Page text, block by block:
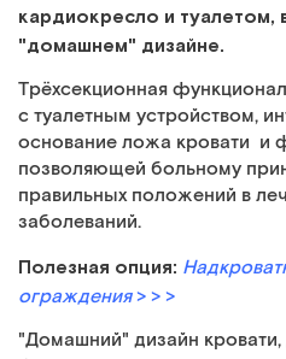
кардиокресло и туалетом,
"домашнем" дизайне.
Трёхсекционная
с туалетным устройством,
основание ложа кровати и
позволяющей больному
правильных положений в
заболеваний.
Полезная опция:
ограждения> > >
"Домашний" дизайн